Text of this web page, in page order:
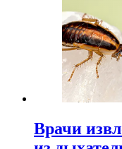
Врачи